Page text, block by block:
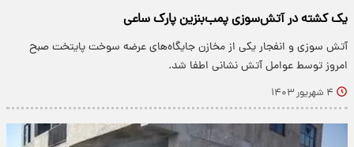
یک کشته در آتش‌سوزی پمب‌بنزین پارک ساعی
آتش سوزی و انفجار یکی از مخازن جایگاه‌های عرضه سوخت پایتخت صبح
امروز توسط عوامل آتش نشانی اطفا شد.
۴ شهریور ۱۴۰۳